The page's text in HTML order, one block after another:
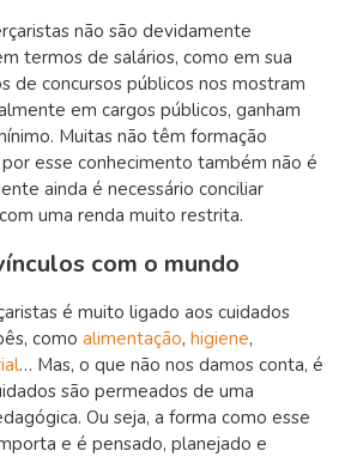
não são devidamente
termos de salários, como em sua
de concursos públicos nos mostram
em cargos públicos, ganham
Muitas não têm formação
esse conhecimento também não é
ainda é necessário conciliar
uma renda muito restrita.
com o mundo
é muito ligado aos cuidados
como alimentação, higiene,
… Mas, o que não nos damos conta, é
são permeados de uma
Ou seja, a forma como esse
e é pensado, planejado e